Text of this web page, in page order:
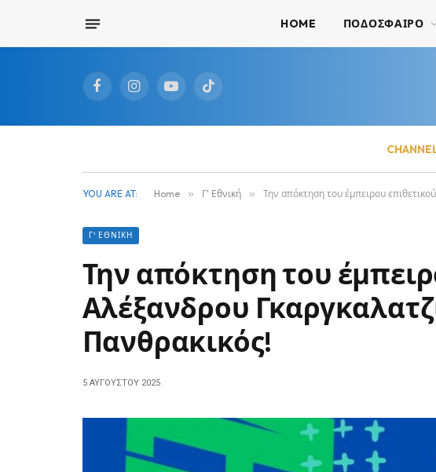
HOME ΠΟΔΟΣΦΑΙΡΟ
FacebookInstagramYouTubeTikTok
YOU ARE AT: Home » Γ' Εθνική » Την απόκτηση του έμπειρου
Γ' ΕΘΝΙΚΉ
Την απόκτηση του
Αλέξανδρου
Πανθρακικός!
5 ΑΥΓΟΎΣΤΟΥ 2025